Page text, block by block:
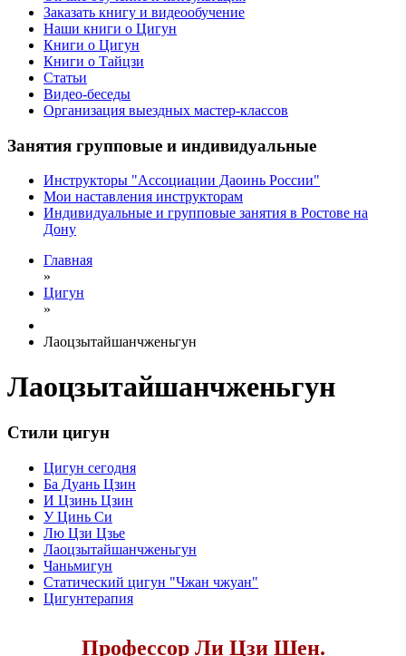
Заказать книгу и видеообучение
Наши книги о Цигун
Книги о Цигун
Книги о Тайцзи
Статьи
Видео-беседы
Организация выездных мастер-классов
Занятия групповые и индивидуальные
Инструкторы "Ассоциации Даоинь России"
Мои наставления инструкторам
Индивидуальные и групповые занятия в Ростове на
Дону
Главная
»
Цигун
»
Лаоцзытайшанчженьгун
Лаоцзытайшанчженьгун
Стили цигун
Цигун сегодня
Ба Дуань Цзин
И Цзинь Цзин
У Цинь Си
Лю Цзи Цзье
Лаоцзытайшанчженьгун
Чаньмигун
Статический цигун "Чжан чжуан"
Цигунтерапия
Профессор Ли Цзи Шен.